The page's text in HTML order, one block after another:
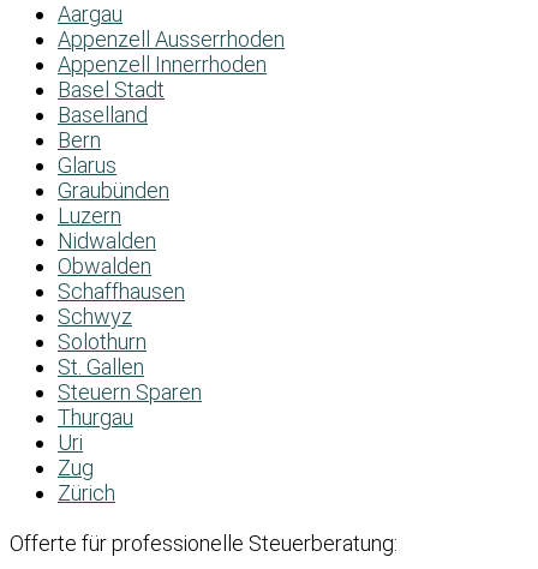
Aargau
Appenzell Ausserrhoden
Appenzell Innerrhoden
Basel Stadt
Baselland
Bern
Glarus
Graubünden
Luzern
Nidwalden
Obwalden
Schaffhausen
Schwyz
Solothurn
St. Gallen
Steuern Sparen
Thurgau
Uri
Zug
Zürich
Offerte für professionelle Steuerberatung: